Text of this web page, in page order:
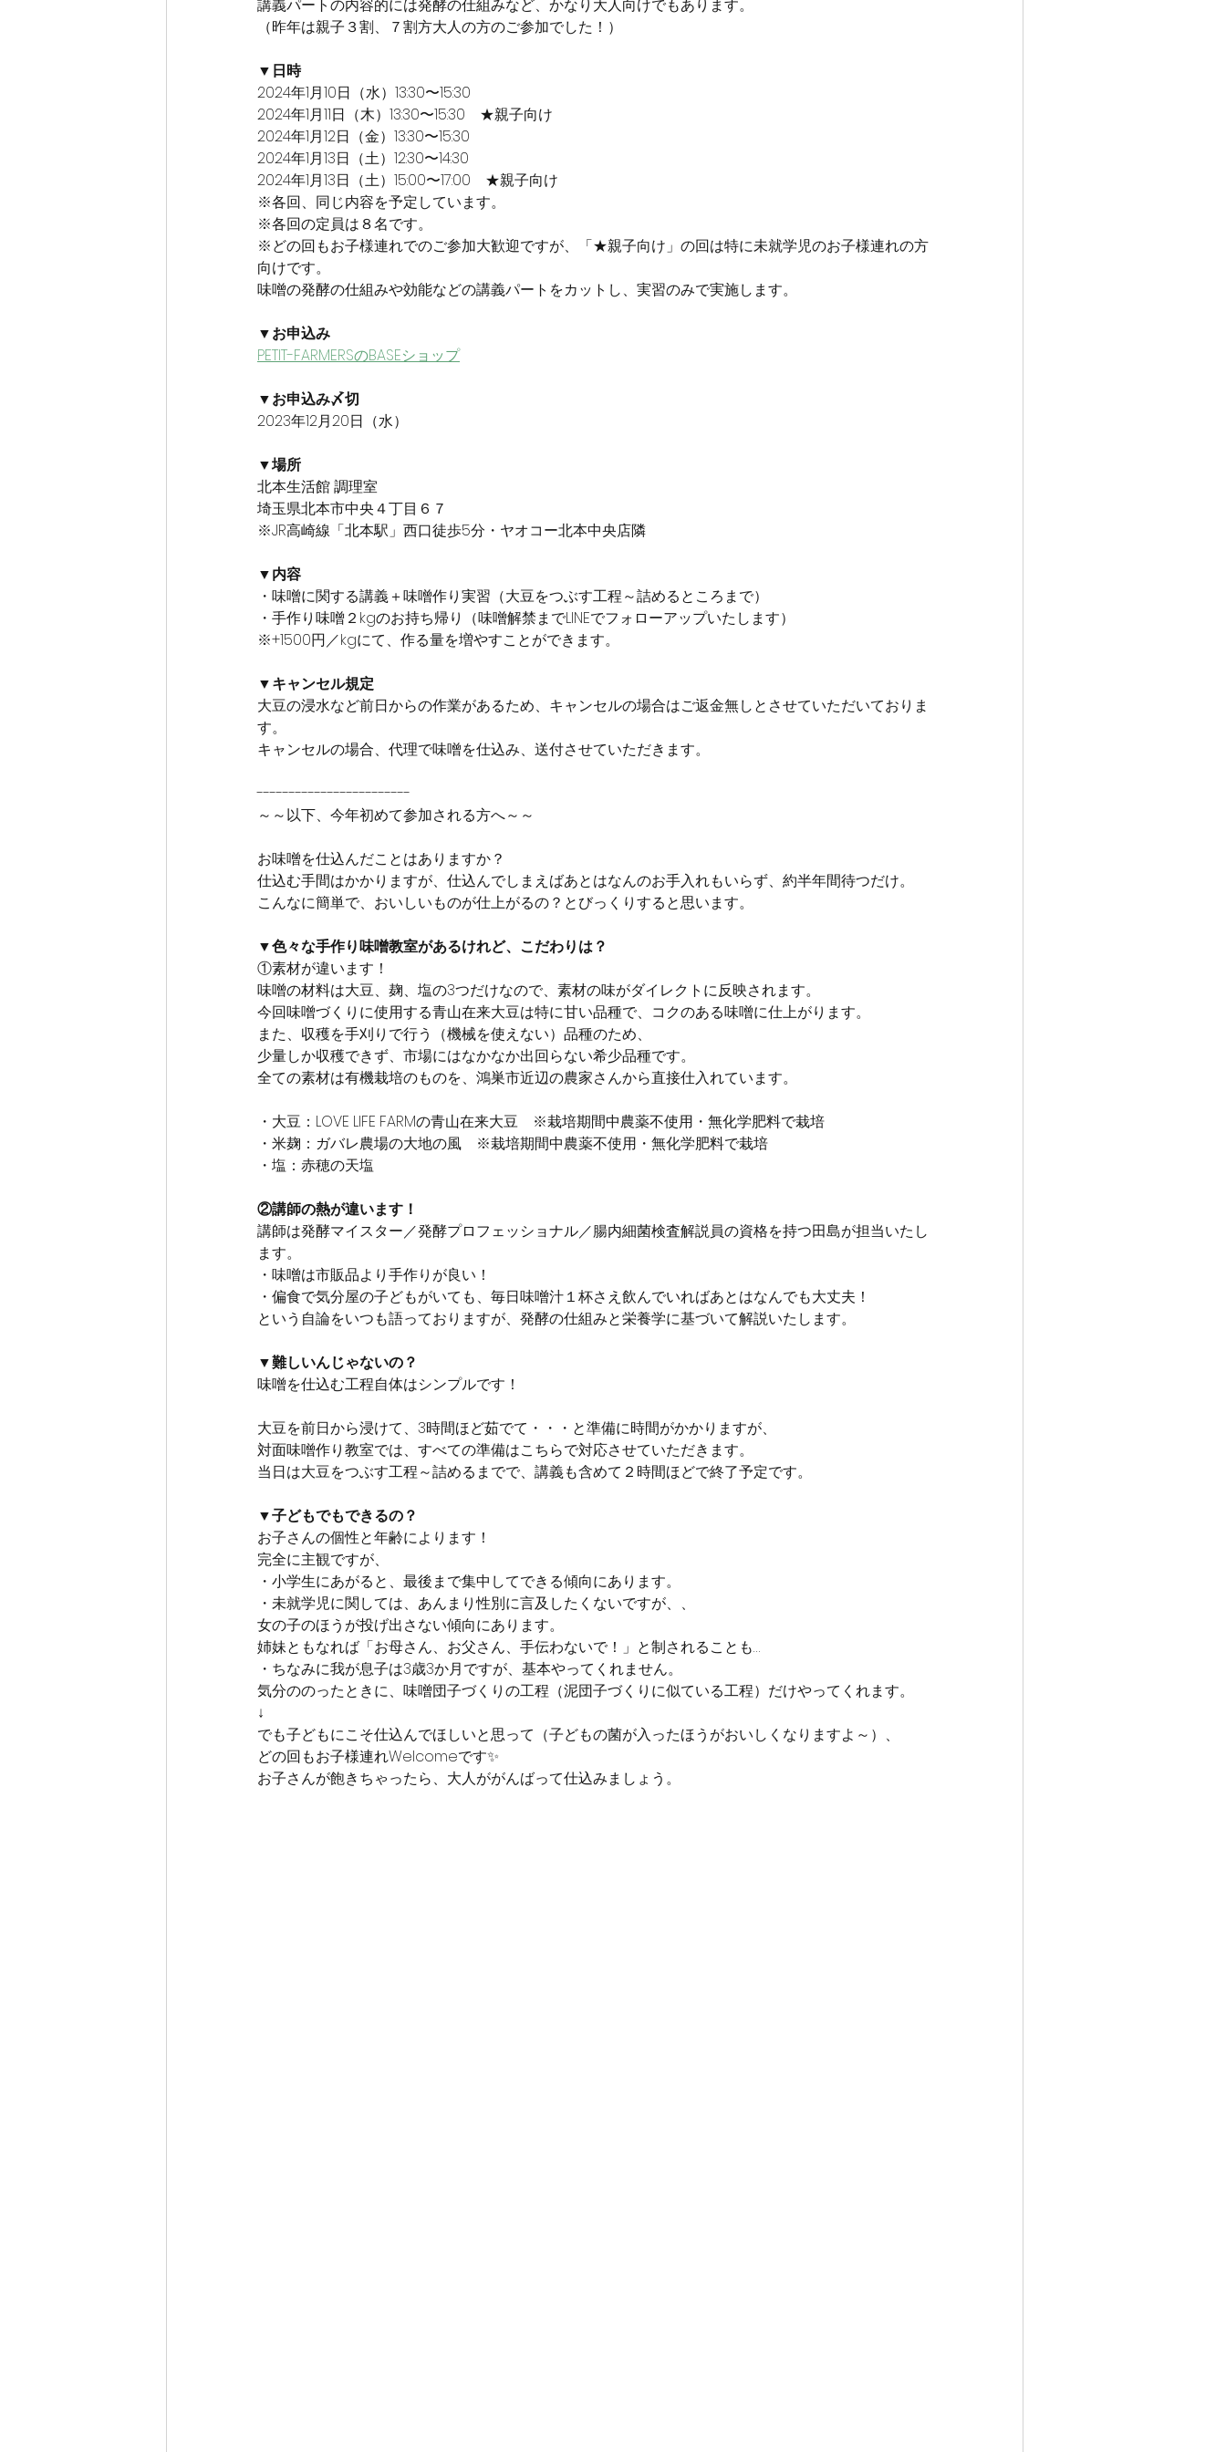
講義パートの内容的には発酵の仕組みなど、かなり大人向けでもあります。
（昨年は親子３割、７割方大人の方のご参加でした！）
▼日時
2024年1月10日（水）13:30〜15:30
2024年1月11日（木）13:30〜15:30　★親子向け
2024年1月12日（金）13:30〜15:30
2024年1月13日（土）12:30〜14:30
2024年1月13日（土）15:00〜17:00　★親子向け
※各回、同じ内容を予定しています。
※各回の定員は８名です。
※どの回もお子様連れでのご参加大歓迎ですが、「★親子向け」の回は特に未就学児のお子様連れの方
向けです。
味噌の発酵の仕組みや効能などの講義パートをカットし、実習のみで実施します。
▼お申込み
PETIT-FARMERSのBASEショップ
▼お申込み〆切
2023年12月20日（水）
▼場所
北本生活館 調理室
埼玉県北本市中央４丁目６７
※JR高崎線「北本駅」西口徒歩5分・ヤオコー北本中央店隣
▼内容
・味噌に関する講義＋味噌作り実習（大豆をつぶす工程～詰めるところまで）
・手作り味噌２kgのお持ち帰り（味噌解禁までLINEでフォローアップいたします）
※+1500円／kgにて、作る量を増やすことができます。
▼キャンセル規定
大豆の浸水など前日からの作業があるため、キャンセルの場合はご返金無しとさせていただいておりま
す。
キャンセルの場合、代理で味噌を仕込み、送付させていただきます。
------------------------
～～以下、今年初めて参加される方へ～～
お味噌を仕込んだことはありますか？
仕込む手間はかかりますが、仕込んでしまえばあとはなんのお手入れもいらず、約半年間待つだけ。
こんなに簡単で、おいしいものが仕上がるの？とびっくりすると思います。
▼色々な手作り味噌教室があるけれど、こだわりは？
①素材が違います！
味噌の材料は大豆、麹、塩の3つだけなので、素材の味がダイレクトに反映されます。
今回味噌づくりに使用する青山在来大豆は特に甘い品種で、コクのある味噌に仕上がります。
また、収穫を手刈りで行う（機械を使えない）品種のため、
少量しか収穫できず、市場にはなかなか出回らない希少品種です。
全ての素材は有機栽培のものを、鴻巣市近辺の農家さんから直接仕入れています。
・大豆：LOVE LIFE FARMの青山在来大豆　※栽培期間中農薬不使用・無化学肥料で栽培
・米麹：ガバレ農場の大地の風　※栽培期間中農薬不使用・無化学肥料で栽培
・塩：赤穂の天塩
②講師の熱が違います！
講師は発酵マイスター／発酵プロフェッショナル／腸内細菌検査解説員の資格を持つ田島が担当いたし
ます。
・味噌は市販品より手作りが良い！
・偏食で気分屋の子どもがいても、毎日味噌汁１杯さえ飲んでいればあとはなんでも大丈夫！
という自論をいつも語っておりますが、発酵の仕組みと栄養学に基づいて解説いたします。
▼難しいんじゃないの？
味噌を仕込む工程自体はシンプルです！
大豆を前日から浸けて、3時間ほど茹でて・・・と準備に時間がかかりますが、
対面味噌作り教室では、すべての準備はこちらで対応させていただきます。
当日は大豆をつぶす工程～詰めるまでで、講義も含めて２時間ほどで終了予定です。
▼子どもでもできるの？
お子さんの個性と年齢によります！
完全に主観ですが、
・小学生にあがると、最後まで集中してできる傾向にあります。
・未就学児に関しては、あんまり性別に言及したくないですが、、
女の子のほうが投げ出さない傾向にあります。
姉妹ともなれば「お母さん、お父さん、手伝わないで！」と制されることも…
・ちなみに我が息子は3歳3か月ですが、基本やってくれません。
気分ののったときに、味噌団子づくりの工程（泥団子づくりに似ている工程）だけやってくれます。
↓
でも子どもにこそ仕込んでほしいと思って（子どもの菌が入ったほうがおいしくなりますよ～）、
どの回もお子様連れWelcomeです✨
お子さんが飽きちゃったら、大人ががんばって仕込みましょう。